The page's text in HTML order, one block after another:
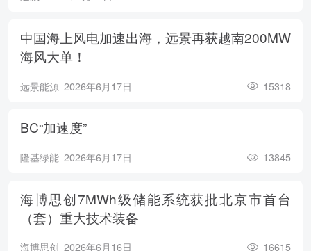
中国海上风电加速出海，远景再获越南200MW
海风大单！
远景能源 2026年6月17日 15318
BC“加速度”
隆基绿能 2026年6月17日 13845
海博思创7MWh级储能系统获批北京市首台
（套）重大技术装备
海博思创 2026年6月16日 16615